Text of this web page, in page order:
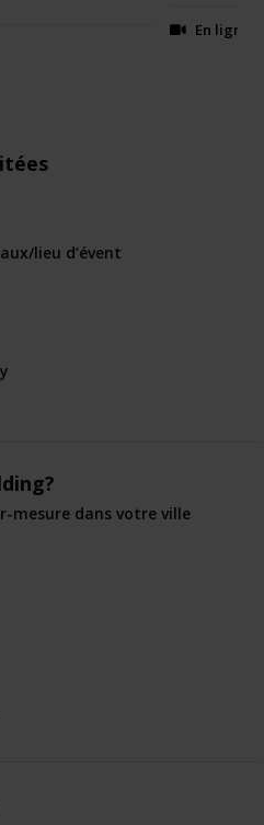
En ligne
lieu d’évent
mesure dans votre ville